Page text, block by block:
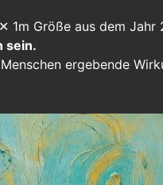
1m Größe aus dem
sein.
ergebende